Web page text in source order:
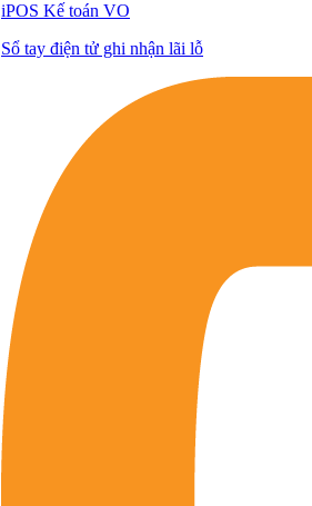
iPOS Kế toán VO
Sổ tay điện tử ghi nhận lãi lỗ